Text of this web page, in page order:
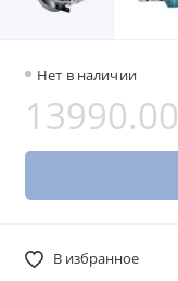
Нет в наличии
В избранное